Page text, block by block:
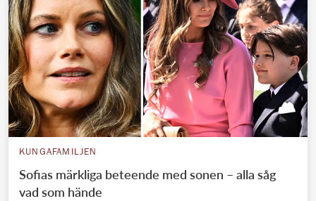
KUNGAFAMILJEN
Sofias märkliga beteende med sonen – alla såg
vad som hände